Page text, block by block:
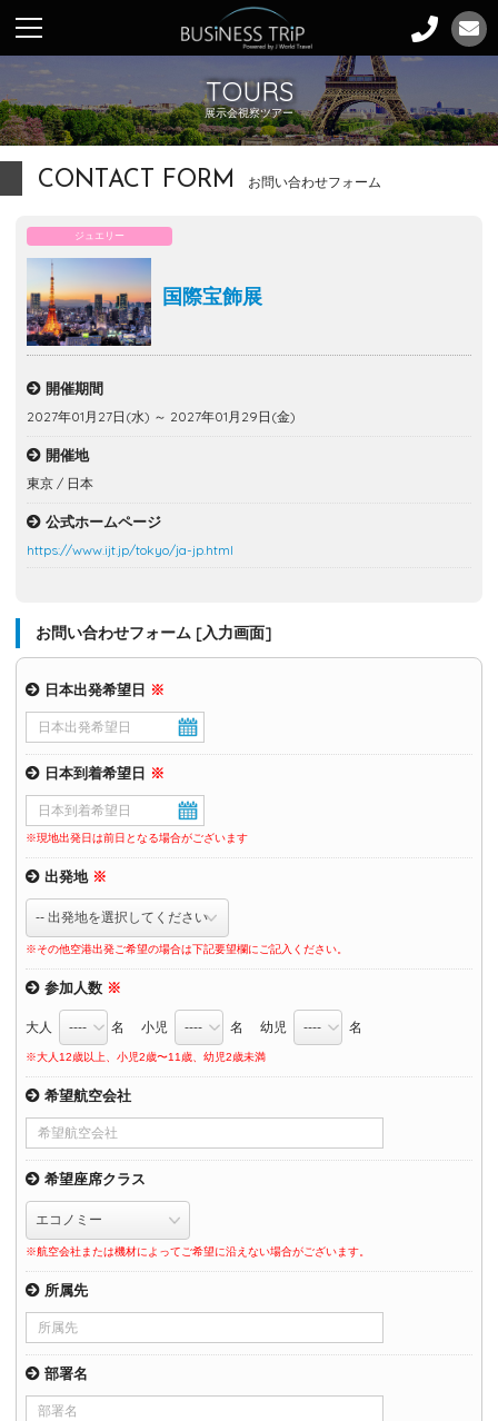
TOURS
展示会視察ツアー
CONTACT FORM お問い合わせフォーム
ジュエリー
国際宝飾展
開催期間
2027年01月27日(水) ～ 2027年01月29日(金)
開催地
東京 / 日本
公式ホームページ
https://www.ijt.jp/tokyo/ja-jp.html
お問い合わせフォーム [入力画面]
日本出発希望日 ※
日本到着希望日 ※
※現地出発日は前日となる場合がございます
出発地 ※
※その他空港出発ご希望の場合は下記要望欄にご記入ください。
参加人数 ※
大人 名 小児 名 幼児 名
※大人12歳以上、小児2歳〜11歳、幼児2歳未満
希望航空会社
希望座席クラス
※航空会社または機材によってご希望に沿えない場合がございます。
所属先
部署名